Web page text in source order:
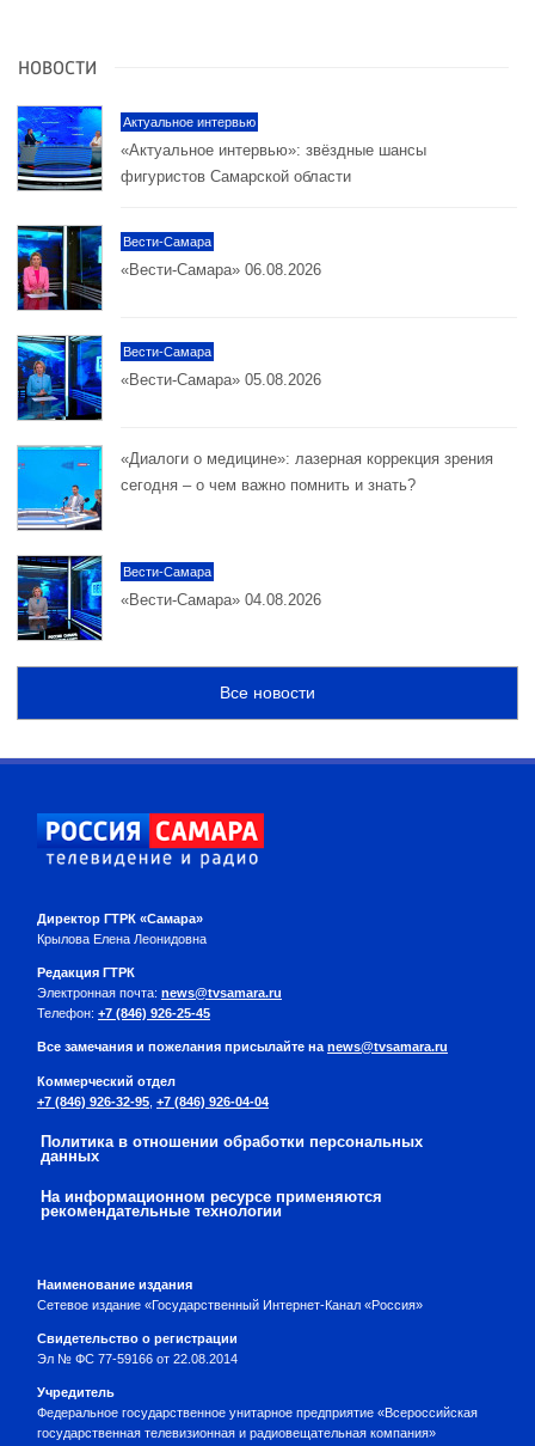
НОВОСТИ
Актуальное интервью
«Актуальное интервью»: звёздные шансы
фигуристов Самарской области
Вести-Самара
«Вести-Самара» 06.08.2026
Вести-Самара
«Вести-Самара» 05.08.2026
«Диалоги о медицине»: лазерная коррекция зрения
сегодня – о чем важно помнить и знать?
Вести-Самара
«Вести-Самара» 04.08.2026
Все новости
Директор ГТРК «Самара»
Крылова Елена Леонидовна
Редакция ГТРК
Электронная почта: news@tvsamara.ru
Телефон: +7 (846) 926-25-45
Все замечания и пожелания присылайте на news@tvsamara.ru
Коммерческий отдел
+7 (846) 926-32-95 +7 (846) 926-04-04
Политика в отношении обработки персональных
данных
На информационном ресурсе применяются
рекомендательные технологии
Наименование издания
Сетевое издание «Государственный Интернет-Канал «Россия»
Свидетельство о регистрации
Эл № ФС 77-59166 от 22.08.2014
Учредитель
Федеральное государственное унитарное предприятие «Всероссийская
государственная телевизионная и радиовещательная компания»